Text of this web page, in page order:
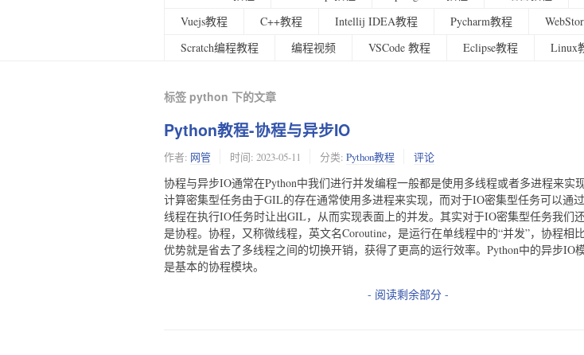
Vuejs教程
C++教程 Intellij IDEA教程 Pycharm教程
Scratch编程教程
编程视频 VSCode 教程 Eclipse教程 Linux
标签 python 下的文章
Python教程-协程与异步IO
作者: 网管 时间: 2023-05-11 分类: Python教程 评论
协程与异步IO通常在Python中我们进行并发编程一般都是使用多线程或者多进程来实
计算密集型任务由于GIL的存在通常使用多进程来实现，而对于IO密集型任务可以通
线程在执行IO任务时让出GIL，从而实现表面上的并发。其实对于IO密集型任务我们
是协程。协程，又称微线程，英文名Coroutine，是运行在单线程中的“并发”，协程相
优势就是省去了多线程之间的切换开销，获得了更高的运行效率。Python中的异步IO
是基本的协程模块。
- 阅读剩余部分 -